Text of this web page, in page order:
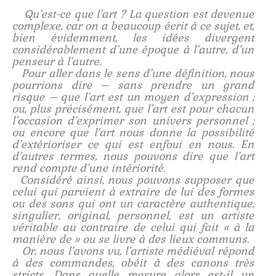
Qu’est-ce que l’art ? La question est devenue
complexe, car on a beaucoup écrit à ce sujet, et,
bien évidemment, les idées divergent
considérablement d’une époque à l’autre, d’un
penseur à l’autre.
Pour aller dans le sens d’une définition, nous
pourrions dire – sans prendre un grand
risque – que l’art est un moyen d’expression ;
ou, plus précisément, que l’art est pour chacun
l’occasion d’exprimer son univers personnel ;
ou encore que l’art nous donne la possibilité
d’extérioriser ce qui est enfoui en nous. En
d’autres termes, nous pouvons dire que l’art
rend compte d’une intériorité.
Considéré ainsi, nous pouvons supposer que
celui qui parvient à extraire de lui des formes
ou des sons qui ont un caractère authentique,
singulier, original, personnel, est un artiste
véritable au contraire de celui qui fait « à la
manière de » ou se livre à des lieux communs.
Or, nous l’avons vu, l’artiste médiéval répond
à des commandes, obéit à des canons très